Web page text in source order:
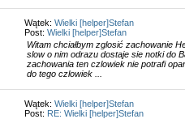
Wątek: Wielki [helper]Stefan
Post: Wielki [helper]Stefan
Witam chciałbym zglosić zachowanie
slow o nim odrazu dostaje sie notki do
zachowania ten czlowiek nie potrafi
do tego czlowiek ...
Wątek: Wielki [helper]Stefan
Post: RE: Wielki [helper]Stefan